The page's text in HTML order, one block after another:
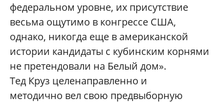
федеральном уровне, их присутствие
весьма ощутимо в конгрессе США,
однако, никогда еще в американской
истории кандидаты с кубинским корнями
не претендовали на Белый дом».
Тед Круз целенаправленно и
методично вел свою предвыборную